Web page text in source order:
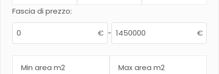
Fascia di prezzo:
€ - €